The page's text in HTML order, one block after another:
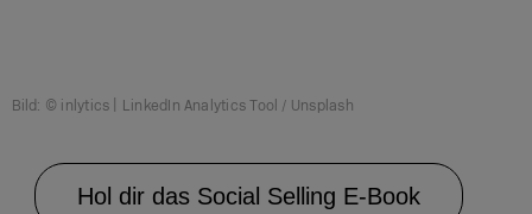
Bild: © inlytics | LinkedIn Analytics Tool / Unsplash
Hol dir das Social Selling E-Book